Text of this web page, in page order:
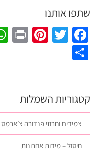
שתפו אותנו
Facebook
Twitter
קטגוריות השמלות
צמידים וחרוזי פנדורה צ׳ארמס
חיסול – מידות אחרונות